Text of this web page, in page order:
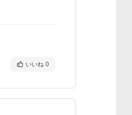
いいね 0